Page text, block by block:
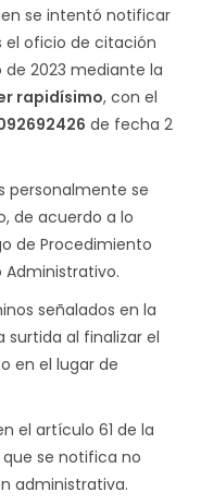
se intentó notificar
el oficio de citación
de 2023 mediante la
rapidísimo, con el
de fecha 2
personalmente se
de acuerdo a lo
de Procedimiento
Administrativo.
señalados en la
surtida al finalizar el
en el lugar de
el artículo 61 de la
que se notifica no
administrativa.